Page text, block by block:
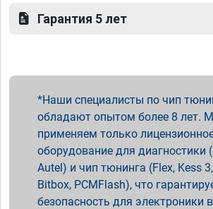
Гарантия 5 лет
Наши специалисты по чип
обладают опытом более 8 лет.
применяем только
оборудование для диагностики
Autel) и чип тюнинга (Flex, Kess
Bitbox, PCMFlash), что
безопасность для электроники